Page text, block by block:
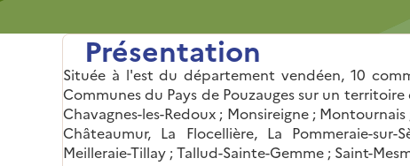
Présentation
Située à l'est du département vendéen, 10
Communes du Pays de Pouzauges sur un territoire
Chavagnes-les-Redoux ; Monsireigne ;
Châteaumur, La Flocellière, La Pommeraie-sur-
Meilleraie-Tillay ; Tallud-Sainte-Gemme ; Saint-